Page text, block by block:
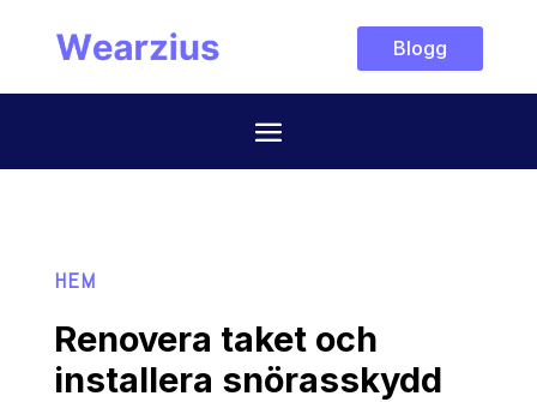
Blogg
HEM
Renovera taket och
installera snörasskydd